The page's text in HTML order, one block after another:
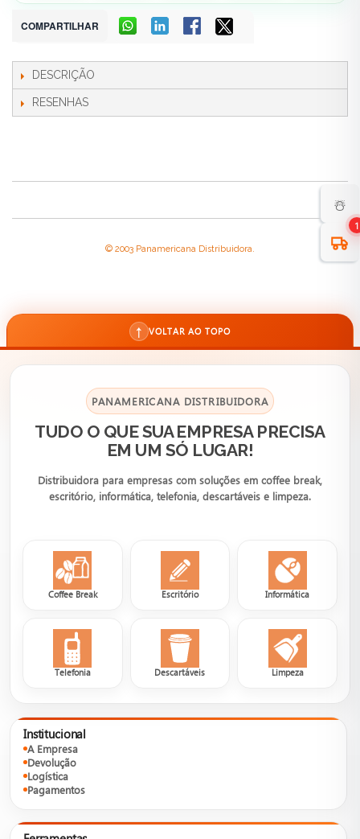
COMPARTILHAR
DESCRIÇÃO
RESENHAS
☃️
1
© 2003 Panamericana Distribuidora.
↑ VOLTAR AO TOPO
PANAMERICANA DISTRIBUIDORA
TUDO O QUE SUA EMPRESA PRECISA
EM UM SÓ LUGAR!
Distribuidora para empresas com soluções em coffee break,
escritório, informática, telefonia, descartáveis e limpeza.
Coffee Break Escritório Informática
Telefonia Descartáveis Limpeza
Institucional
A Empresa
Devolução
Logística
Pagamentos